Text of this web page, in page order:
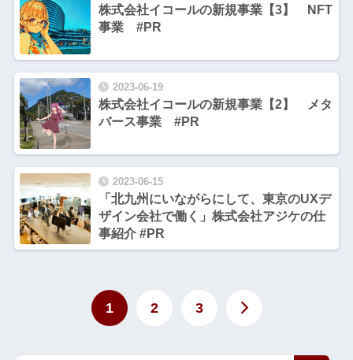
株式会社イコールの新規事業【3】 NFT
事業 #PR
2023-06-19
株式会社イコールの新規事業【2】 メタ
バース事業 #PR
2023-06-15
「北九州にいながらにして、東京のUXデ
ザイン会社で働く」株式会社アジケの仕
事紹介 #PR
1 2 3